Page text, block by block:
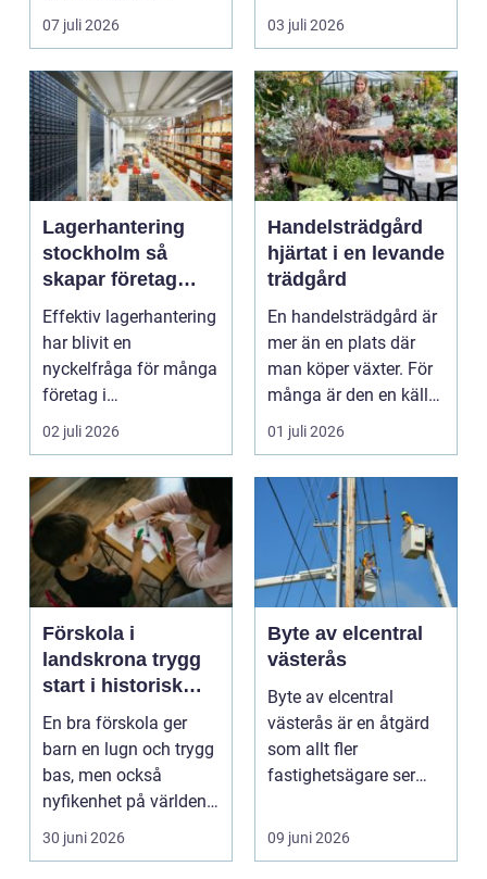
07 juli 2026 03 juli 2026
Lagerhantering
stockholm så
skapar företag
effektiva och
flexibla flöden
Effektiv lagerhantering
har blivit en
nyckelfråga för många
företag i
Stockholmsregionen.
Konkurrens...
02 juli 2026
Handelsträdgård
hjärtat i en levande
trädgård
En handelsträdgård är
mer än en plats där
man köper växter. För
många är den en källa
till kunskap, ...
01 juli 2026
Förskola i
landskrona trygg
start i historisk
miljö
En bra förskola ger
barn en lugn och trygg
bas, men också
nyfikenhet på världen. I
Landskrona finns ...
30 juni 2026
Byte av elcentral
västerås
Byte av elcentral
västerås är en åtgärd
som allt fler
fastighetsägare ser
investeri...
09 juni 2026